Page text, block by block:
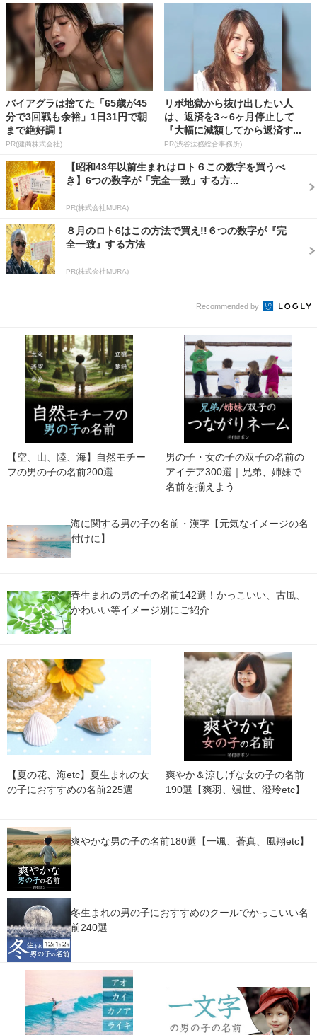
バイアグラは捨てた「65歳が45
分で3回戦も余裕」1日31円で朝
まで絶好調！
PR(健商株式会社)
リボ地獄から抜け出したい人
は、返済を3～6ヶ月停止して
『大幅に減額してから返済す...
PR(渋谷法務総合事務所)
【昭和43年以前生まれはロト６この数字を買うべ
き】6つの数字が「完全一致」する方...
PR(株式会社MURA)
８月のロト6はこの方法で買え!!６つの数字が『完
全一致』する方法
PR(株式会社MURA)
Recommended by
【空、山、陸、海】自然モチー
フの男の子の名前200選
男の子・女の子の双子の名前の
アイデア300選｜兄弟、姉妹で
名前を揃えよう
海に関する男の子の名前・漢字【元気なイメージの名
付けに】
春生まれの男の子の名前142選！かっこいい、古風、
かわいい等イメージ別にご紹介
【夏の花、海etc】夏生まれの女
の子におすすめの名前225選
爽やか＆涼しげな女の子の名前
190選【爽羽、颯世、澄玲etc】
爽やかな男の子の名前180選【一颯、蒼真、風翔etc】
冬生まれの男の子におすすめのクールでかっこいい名
前240選